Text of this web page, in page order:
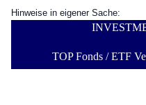
Hinweise in eigener Sache:
TOP Fonds / ETF